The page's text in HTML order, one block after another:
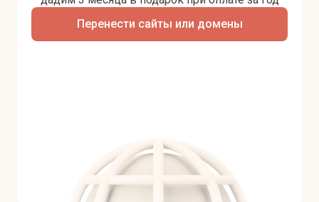
Перенести сайты или домены